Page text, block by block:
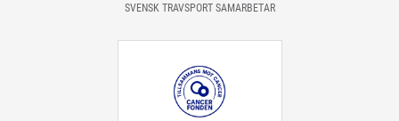
SVENSK TRAVSPORT SAMARBETAR